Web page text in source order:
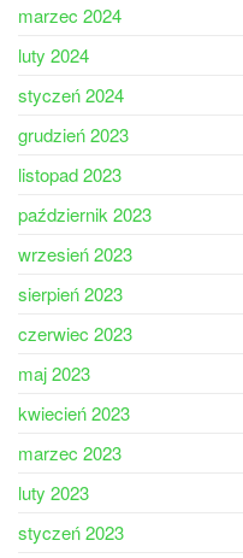
marzec 2024
luty 2024
styczeń 2024
grudzień 2023
listopad 2023
październik 2023
wrzesień 2023
sierpień 2023
czerwiec 2023
maj 2023
kwiecień 2023
marzec 2023
luty 2023
styczeń 2023